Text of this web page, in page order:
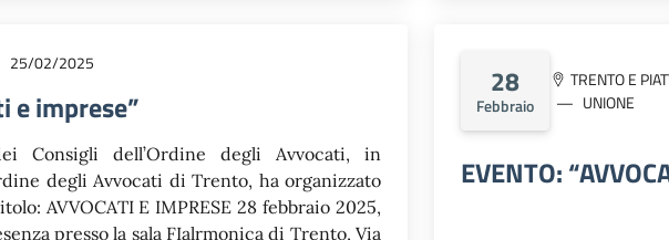
partecipazione sarà
Scuola Superiore della
e del Consiglio
collegamenti e che
25/02/2025
e imprese”
Consigli dell’Ordine degli Avvocati, in
degli Avvocati di Trento, ha organizzato
AVVOCATI E IMPRESE 28 febbraio 2025,
presso la sala FIalrmonica di Trento, Via
28
Febbraio
TRENTO E
UNIONE
EVENTO: